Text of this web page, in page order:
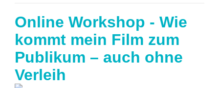
Online Workshop - Wie
kommt mein Film zum
Publikum – auch ohne
Verleih